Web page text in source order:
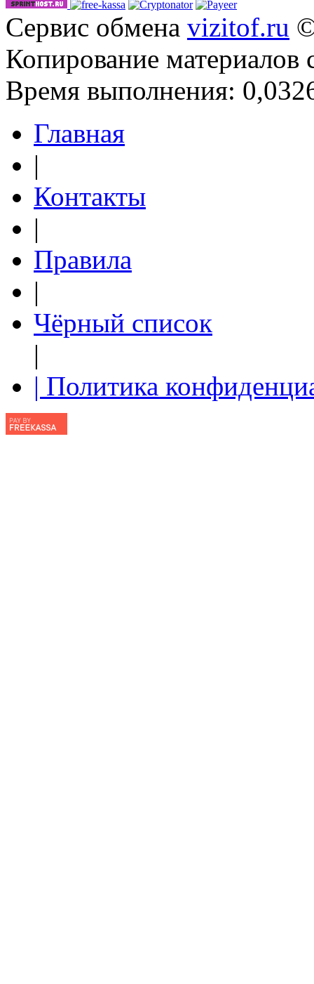
Сервис обмена vizitof.ru
Копирование материалов
Время выполнения:
Главная
|
Контакты
|
Правила
|
Чёрный список
|
| Политика